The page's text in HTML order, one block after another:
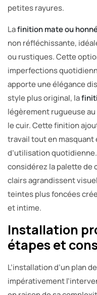
petites rayures.
Lafinition mate ou
non réfléchissante,
ou rustiques. Cette
imperfections
apporte une élégance
style plus original, la
légèrement rugueuse
le cuir. Cette finition
travail tout en
d’utilisation
considérez la palette de
clairs agrandissent
teintes plus foncées
et intime.
Installation
étapes et
L’installation d’un plan
impérativement